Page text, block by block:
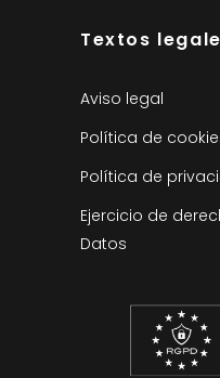
Textos
Aviso legal
Política de
Política de
Ejercicio de
Datos